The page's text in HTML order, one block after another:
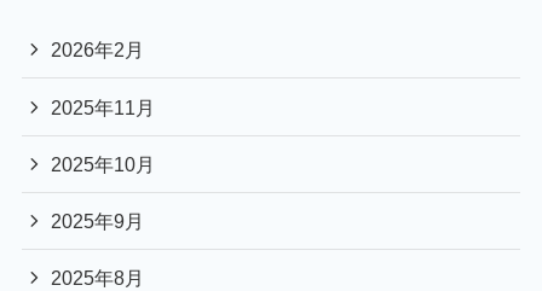
2026年2月
2025年11月
2025年10月
2025年9月
2025年8月